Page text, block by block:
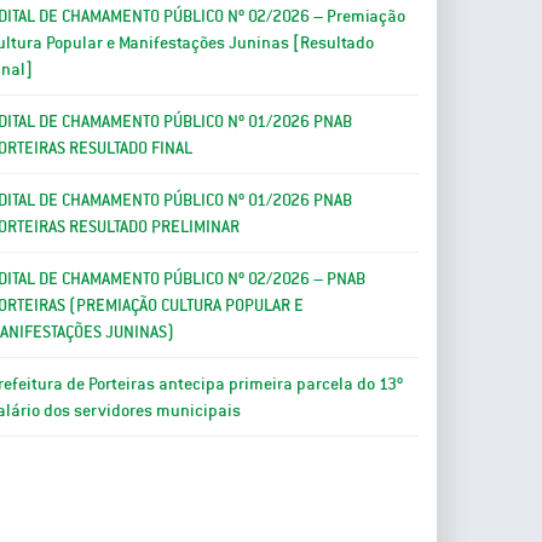
DE CHAMAMENTO PÚBLICO Nº 02/2026 – Premiação
Popular e Manifestações Juninas [Resultado
DE CHAMAMENTO PÚBLICO Nº 01/2026 PNAB
RESULTADO FINAL
DE CHAMAMENTO PÚBLICO Nº 01/2026 PNAB
RESULTADO PRELIMINAR
DE CHAMAMENTO PÚBLICO Nº 02/2026 – PNAB
(PREMIAÇÃO CULTURA POPULAR E
JUNINAS)
de Porteiras antecipa primeira parcela do 13º
dos servidores municipais